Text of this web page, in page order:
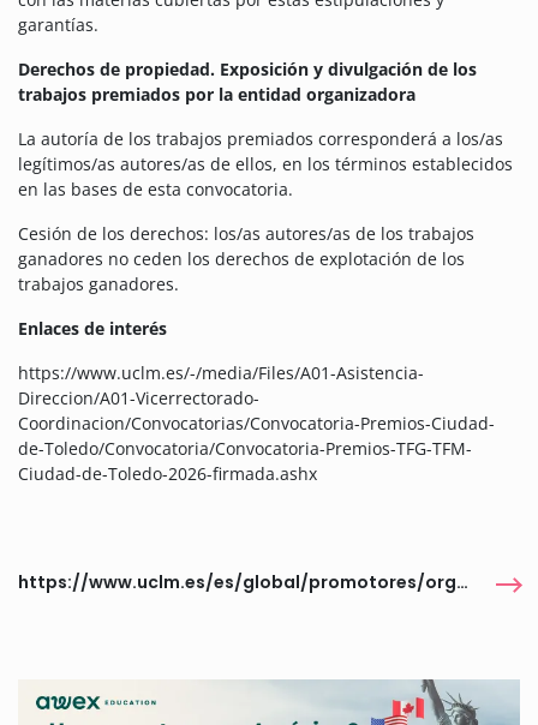
garantías.
Derechos de propiedad. Exposición y divulgación de los
trabajos premiados por la entidad organizadora
La autoría de los trabajos premiados corresponderá a los/as
legítimos/as autores/as de ellos, en los términos establecidos
en las bases de esta convocatoria.
Cesión de los derechos: los/as autores/as de los trabajos
ganadores no ceden los derechos de explotación de los
trabajos ganadores.
Enlaces de interés
https://www.uclm.es/-/media/Files/A01-Asistencia-
Direccion/A01-Vicerrectorado-
Coordinacion/Convocatorias/Convocatoria-Premios-Ciudad-
de-Toledo/Convocatoria/Convocatoria-Premios-TFG-TFM-
Ciudad-de-Toledo-2026-firmada.ashx
https://www.uclm.es/es/global/promotores/organos-de-gobierno/vicerrectorado-de-proyeccion-universitaria/convocatorias/convocatoria-premios-ciudad-de-toledo